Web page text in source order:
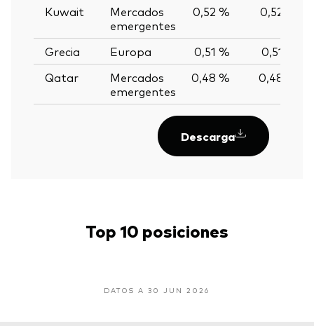
Kuwait
Mercados
emergentes
0,52 % 0,52 %
Grecia Europa 0,51 %
0,51 %
Qatar
Mercados
emergentes
0,48 % 0,48 %
Descarga
Top 10 posiciones
DATOS A 30 JUN 2026